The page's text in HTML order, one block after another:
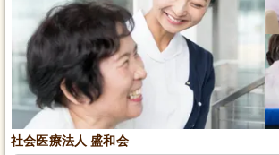
社会医療法人 盛和会